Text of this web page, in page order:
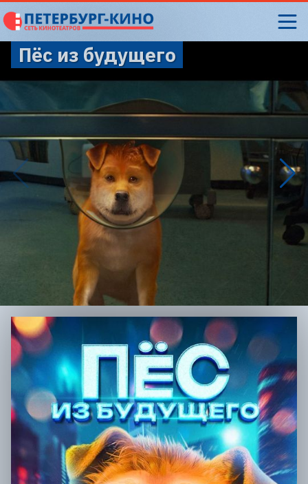
Пёс из будущего